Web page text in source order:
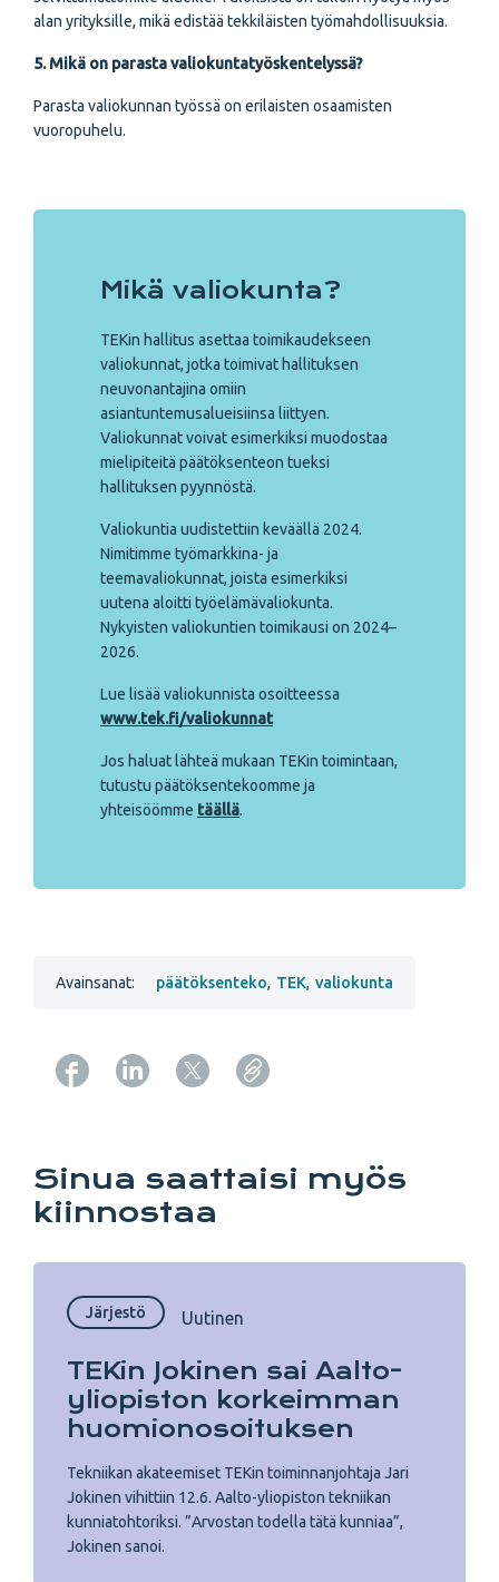
alan yrityksille, mikä edistää tekkiläisten työmahdollisuuksia.
5. Mikä on parasta valiokuntatyöskentelyssä?
Parasta valiokunnan työssä on erilaisten osaamisten
vuoropuhelu.
Mikä valiokunta?
TEKin hallitus asettaa toimikaudekseen
valiokunnat, jotka toimivat hallituksen
neuvonantajina omiin
asiantuntemusalueisiinsa liittyen.
Valiokunnat voivat esimerkiksi muodostaa
mielipiteitä päätöksenteon tueksi
hallituksen pyynnöstä.
Valiokuntia uudistettiin keväällä 2024.
Nimitimme työmarkkina- ja
teemavaliokunnat, joista esimerkiksi
uutena aloitti työelämävaliokunta.
Nykyisten valiokuntien toimikausi on 2024–
2026.
Lue lisää valiokunnista osoitteessa
www.tek.fi/valiokunnat
Jos haluat lähteä mukaan TEKin toimintaan,
tutustu päätöksentekoomme ja
yhteisöömme täällä.
Avainsanat: päätöksenteko, TEK, valiokunta
Sinua saattaisi myös
kiinnostaa
Järjestö Uutinen
TEKin Jokinen sai Aalto-
yliopiston korkeimman
huomionosoituksen
Tekniikan akateemiset TEKin toiminnanjohtaja Jari
Jokinen vihittiin 12.6. Aalto-yliopiston tekniikan
kunniatohtoriksi. ”Arvostan todella tätä kunniaa”,
Jokinen sanoi.